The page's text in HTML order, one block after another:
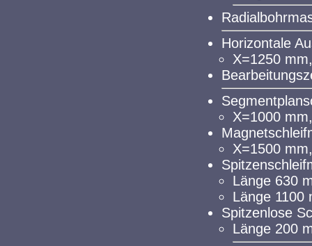
Horizontale
X=1250
X=1000
X=1500
Länge 630
Länge
Spitzenlose
Länge 200